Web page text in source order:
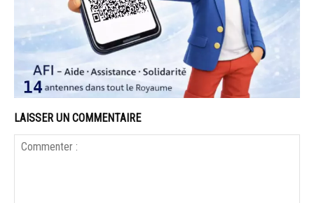
LAISSER UN COMMENTAIRE